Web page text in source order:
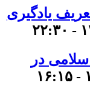
یادگیری
در